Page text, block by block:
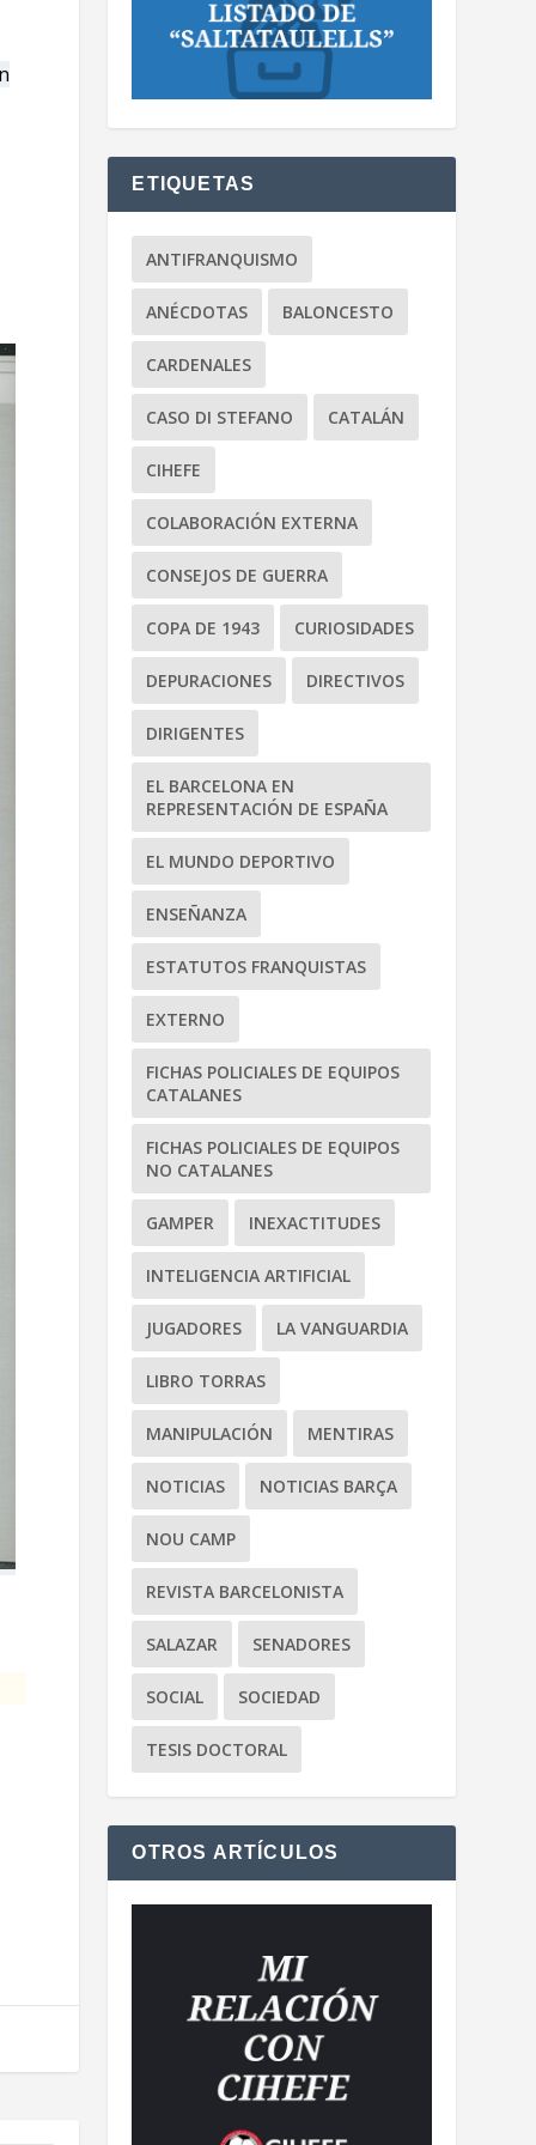
ETIQUETAS
ANTIFRANQUISMO
ANÉCDOTAS BALONCESTO
CARDENALES
CASO DI STEFANO CATALÁN
CIHEFE
COLABORACIÓN EXTERNA
CONSEJOS DE GUERRA
COPA DE 1943 CURIOSIDADES
DEPURACIONES DIRECTIVOS
DIRIGENTES
EL BARCELONA EN
REPRESENTACIÓN DE ESPAÑA
EL MUNDO DEPORTIVO
ENSEÑANZA
ESTATUTOS FRANQUISTAS
EXTERNO
FICHAS POLICIALES DE EQUIPOS
CATALANES
FICHAS POLICIALES DE EQUIPOS
NO CATALANES
GAMPER INEXACTITUDES
INTELIGENCIA ARTIFICIAL
JUGADORES LA VANGUARDIA
LIBRO TORRAS
MANIPULACIÓN MENTIRAS
NOTICIAS NOTICIAS BARÇA
NOU CAMP
REVISTA BARCELONISTA
SALAZAR SENADORES
SOCIAL SOCIEDAD
TESIS DOCTORAL
OTROS ARTÍCULOS